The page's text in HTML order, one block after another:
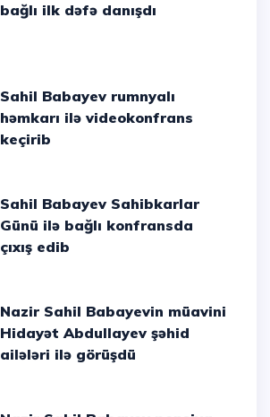
bağlı ilk dəfə danışdı
Sahil Babayev rumnyalı
həmkarı ilə videokonfrans
keçirib
Sahil Babayev Sahibkarlar
Günü ilə bağlı konfransda
çıxış edib
Nazir Sahil Babayevin müavini
Hidayət Abdullayev şəhid
ailələri ilə görüşdü